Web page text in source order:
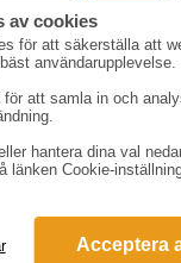
248.80 kr (inkl.
av cookies
för att säkerställa att
användarupplevelse.
för att samla in och
hantera dina val
länken Cookie-
Acceptera